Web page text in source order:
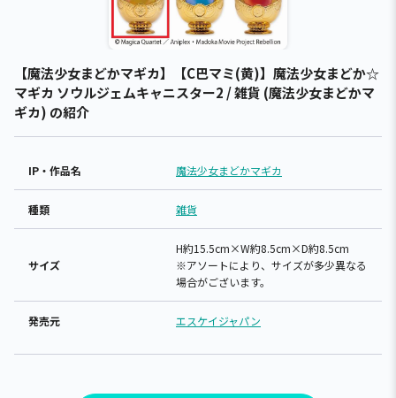
【魔法少女まどかマギカ】【C巴マミ(黄)】魔法少女まどか☆
マギカ ソウルジェムキャニスター2 / 雑貨 (魔法少女まどかマ
ギカ) の紹介
IP・作品名 魔法少女まどかマギカ
種類 雑貨
サイズ
H約15.5cm×W約8.5cm×D約8.5cm
※アソートにより、サイズが多少異なる
場合がございます。
発売元 エスケイジャパン